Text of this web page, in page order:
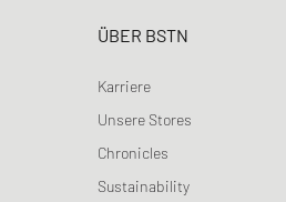
ÜBER BSTN
Karriere
Unsere Stores
Chronicles
Sustainability